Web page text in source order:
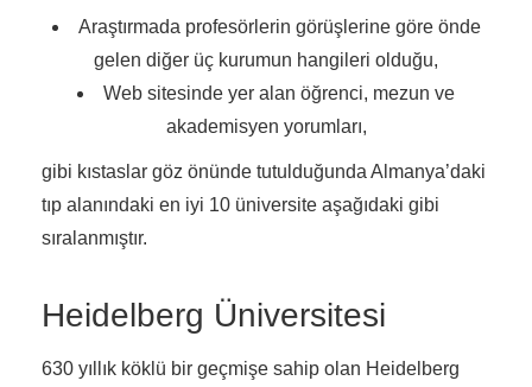
Araştırmada profesörlerin görüşlerine göre önde
gelen diğer üç kurumun hangileri olduğu,
Web sitesinde yer alan öğrenci, mezun ve
akademisyen yorumları,
gibi kıstaslar göz önünde tutulduğunda Almanya’daki
tıp alanındaki en iyi 10 üniversite aşağıdaki gibi
sıralanmıştır.
Heidelberg Üniversitesi
630 yıllık köklü bir geçmişe sahip olan Heidelberg